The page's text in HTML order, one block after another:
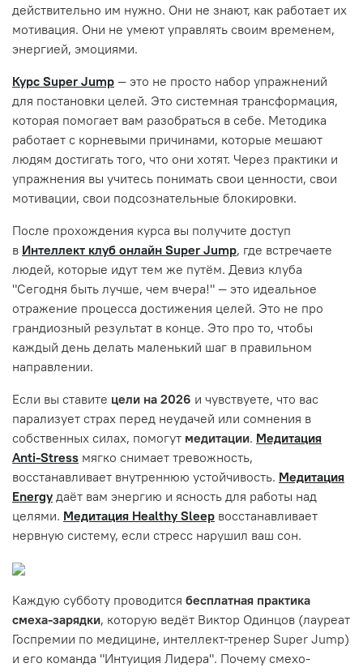
действительно им нужно. Они не знают, как работает их
мотивация. Они не умеют управлять своим временем,
энергией, эмоциями.
Курс Super Jump — это не просто набор упражнений
для постановки целей. Это системная трансформация,
которая помогает вам разобраться в себе. Методика
работает с корневыми причинами, которые мешают
людям достигать того, что они хотят. Через практики и
упражнения вы учитесь понимать свои ценности, свои
мотивации, свои подсознательные блокировки.
После прохождения курса вы получите доступ
в Интеллект клуб онлайн Super Jump, где встречаете
людей, которые идут тем же путём. Девиз клуба
"Сегодня быть лучше, чем вчера!" — это идеальное
отражение процесса достижения целей. Это не про
грандиозный результат в конце. Это про то, чтобы
каждый день делать маленький шаг в правильном
направлении.
Если вы ставите цели на 2026 и чувствуете, что вас
парализует страх перед неудачей или сомнения в
собственных силах, помогут медитации. Медитация
Anti-Stress мягко снимает тревожность,
восстанавливает внутреннюю устойчивость. Медитация
Energy даёт вам энергию и ясность для работы над
целями. Медитация Healthy Sleep восстанавливает
нервную систему, если стресс нарушил ваш сон.
Каждую субботу проводится бесплатная практика
смеха-зарядки, которую ведёт Виктор Одинцов (лауреат
Госпремии по медицине, интеллект-тренер Super Jump)
и его команда "Интуиция Лидера". Почему смехо-